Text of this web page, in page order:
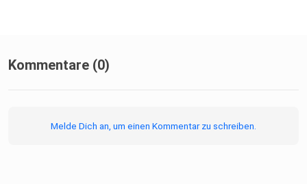
* und die berühmte „Padel-Addiction“
Kommentare (0)
Melde Dich an, um einen Kommentar zu schreiben.